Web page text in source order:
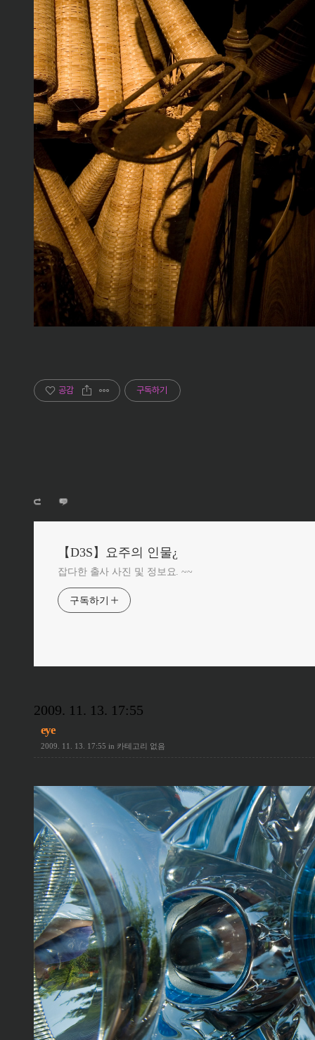
공감 구독하기
【D3S】요주의 인물¿
잡다한 출사 사진 및 정보요. ~~
구독하기
2009. 11. 13. 17:55
eye
2009. 11. 13. 17:55 in 카테고리 없음